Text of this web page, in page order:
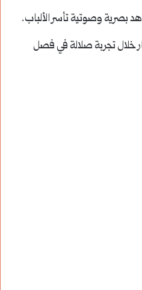
بصرية وصوتية تأسر الألباب.
خلال تجربة صلالة في فصل